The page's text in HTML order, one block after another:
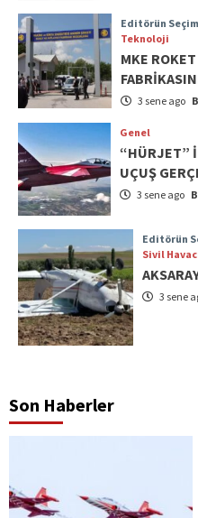
Editörün
Teknoloji
MKE
3 sene ago
Genel
“HÜRJET”
UÇUŞ
3 sene ago
Editörün
Sivil
3 sene
Son Haberler